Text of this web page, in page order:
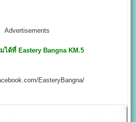
Advertisements
ได้ที่ Eastery Bangna KM.5
EasteryBangna/